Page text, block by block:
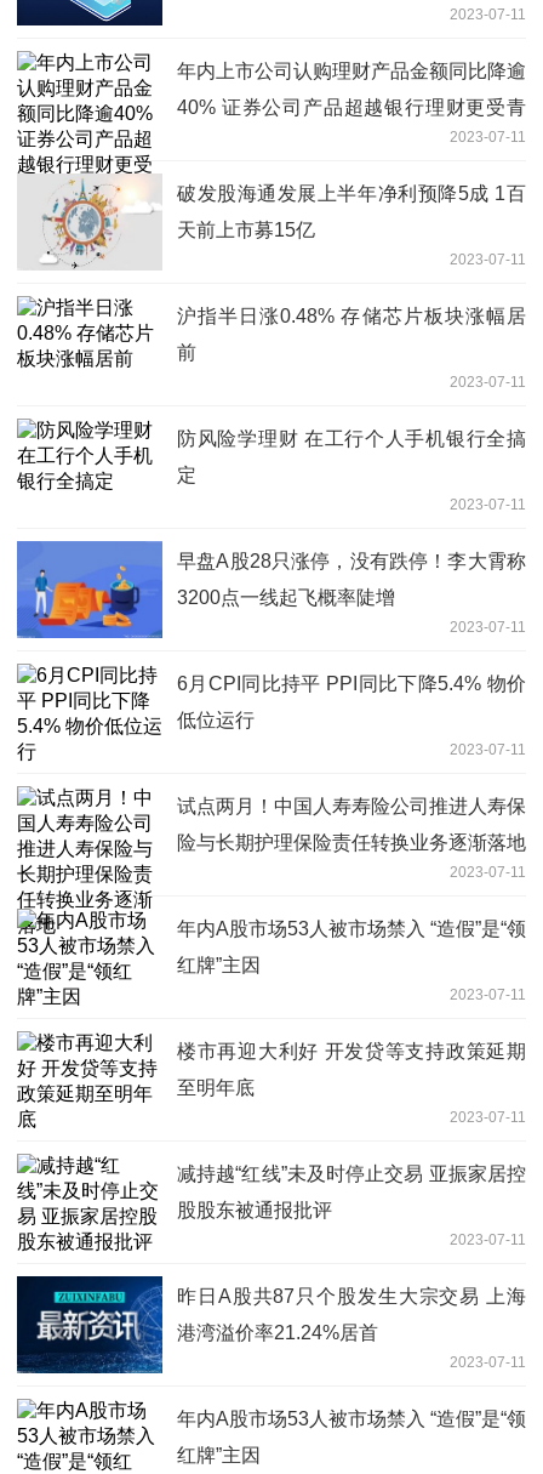
2023-07-11
年内上市公司认购理财产品金额同比降逾
40% 证券公司产品超越银行理财更受青
2023-07-11
破发股海通发展上半年净利预降5成 1百
天前上市募15亿
2023-07-11
沪指半日涨0.48% 存储芯片板块涨幅居
前
2023-07-11
防风险学理财 在工行个人手机银行全搞
定
2023-07-11
早盘A股28只涨停，没有跌停！李大霄称
3200点一线起飞概率陡增
2023-07-11
6月CPI同比持平 PPI同比下降5.4% 物价
低位运行
2023-07-11
试点两月！中国人寿寿险公司推进人寿保
险与长期护理保险责任转换业务逐渐落地
2023-07-11
年内A股市场53人被市场禁入 “造假”是“领
红牌”主因
2023-07-11
楼市再迎大利好 开发贷等支持政策延期
至明年底
2023-07-11
减持越“红线”未及时停止交易 亚振家居控
股股东被通报批评
2023-07-11
昨日A股共87只个股发生大宗交易 上海
港湾溢价率21.24%居首
2023-07-11
年内A股市场53人被市场禁入 “造假”是“领
红牌”主因